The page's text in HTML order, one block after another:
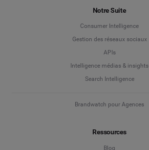
Notre Suite
Consumer Intelligence
Gestion des réseaux sociaux
APIs
Intelligence médias & insights
Search Intelligence
Brandwatch pour Agences
Ressources
Blog